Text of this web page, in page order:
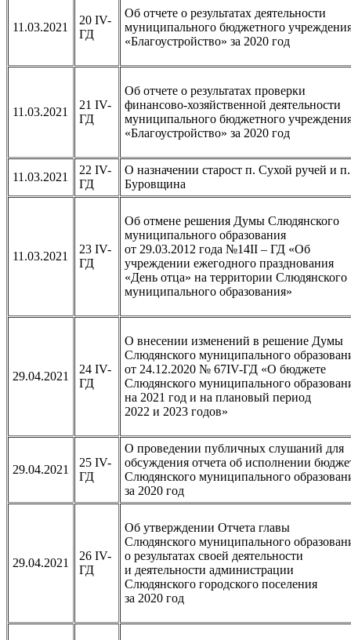
11.03.2021
20 IV-
ГД
Об отчете о результатах деятельности
муниципального бюджетного
«Благоустройство» за 2020 год
11.03.2021
21 IV-
ГД
Об отчете о результатах проверки
финансово-хозяйственной деятельности
муниципального бюджетного
«Благоустройство» за 2020 год
11.03.2021
22 IV-
ГД
О назначении старост п. Сухой ручей и п.
Буровщина
11.03.2021
23 IV-
ГД
Об отмене решения Думы Слюдянского
муниципального образования
от 29.03.2012 года №14II – ГД «Об
учреждении ежегодного празднования
«День отца» на территории Слюдянского
муниципального образования»
29.04.2021
24 IV-
ГД
О внесении изменений в решение Думы
Слюдянского муниципального
от 24.12.2020 № 67IV-ГД «О бюджете
Слюдянского муниципального
на 2021 год и на плановый период
2022 и 2023 годов»
29.04.2021
25 IV-
ГД
О проведении публичных слушаний для
обсуждения отчета об исполнении
Слюдянского муниципального
за 2020 год
29.04.2021
26 IV-
ГД
Об утверждении Отчета главы
Слюдянского муниципального
о результатах своей деятельности
и деятельности администрации
Слюдянского городского поселения
за 2020 год